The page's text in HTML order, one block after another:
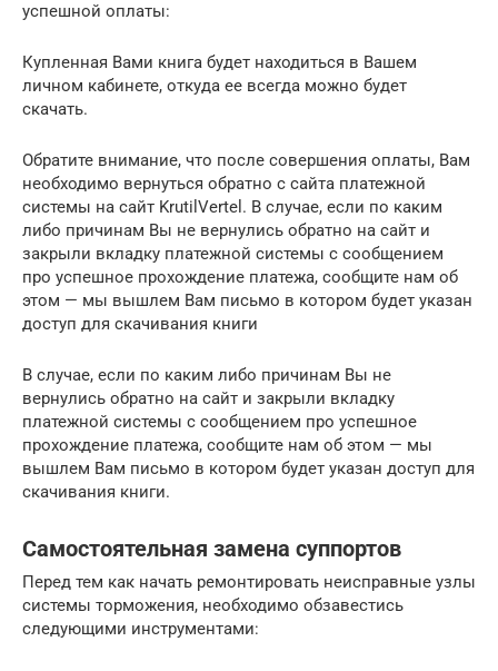
успешной оплаты:
Купленная Вами книга будет находиться в Вашем
личном кабинете, откуда ее всегда можно будет
скачать.
Обратите внимание, что после совершения оплаты, Вам
необходимо вернуться обратно с сайта платежной
системы на сайт KrutilVertel. В случае, если по каким
либо причинам Вы не вернулись обратно на сайт и
закрыли вкладку платежной системы с сообщением
про успешное прохождение платежа, сообщите нам об
этом — мы вышлем Вам письмо в котором будет указан
доступ для скачивания книги
В случае, если по каким либо причинам Вы не
вернулись обратно на сайт и закрыли вкладку
платежной системы с сообщением про успешное
прохождение платежа, сообщите нам об этом — мы
вышлем Вам письмо в котором будет указан доступ для
скачивания книги.
Самостоятельная замена суппортов
Перед тем как начать ремонтировать неисправные узлы
системы торможения, необходимо обзавестись
следующими инструментами: